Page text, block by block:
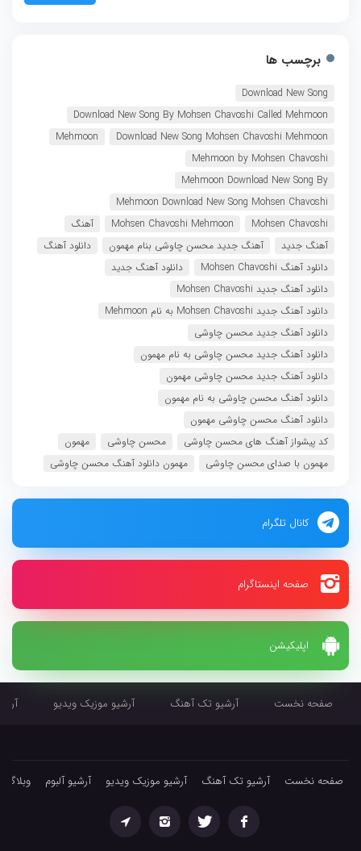
اپلیکیشن
برچسب ها
Download New Song
Download New Song By Mohsen Chavoshi Called Mehmoon
Download New Song Mohsen Chavoshi Mehmoon
Mehmoon
Mehmoon by Mohsen Chavoshi
Mehmoon Download New Song By
Mehmoon Download New Song Mohsen Chavoshi
Mohsen Chavoshi
Mohsen Chavoshi Mehmoon
آهنگ
آهنگ جدید
آهنگ جدید محسن چاوشی بنام مهمون
دانلود آهنگ
دانلود آهنگ Mohsen Chavoshi
دانلود آهنگ جدید
دانلود آهنگ جدید Mohsen Chavoshi
دانلود آهنگ جدید Mohsen Chavoshi به نام Mehmoon
دانلود آهنگ جدید محسن چاوشی
دانلود آهنگ جدید محسن چاوشی به نام مهمون
دانلود آهنگ جدید محسن چاوشی مهمون
دانلود آهنگ محسن چاوشی به نام مهمون
دانلود آهنگ محسن چاوشی مهمون
کد پیشواز آهنگ های محسن چاوشی
محسن چاوشی
مهمون
مهمون با صدای محسن چاوشی
مهمون دانلود آهنگ محسن چاوشی
کانال تلگرام
صفحه اینستاگرام
صفحه نخست آرشیو تک آهنگ آرشیو موزیک ویدیو
صفحه نخست آرشیو تک آهنگ آرشیو موزیک ویدیو آرشیو آلبوم وبلاگ